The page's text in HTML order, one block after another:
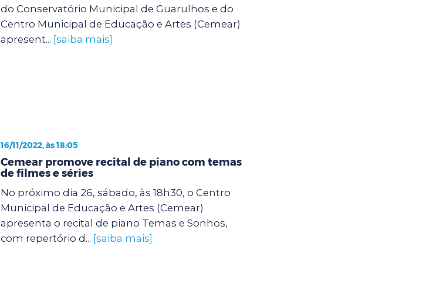
do Conservatório Municipal de Guarulhos e do
Centro Municipal de Educação e Artes (Cemear)
apresent... [saiba mais]
16/11/2022, às 18:05
Cemear promove recital de piano com temas
de filmes e séries
No próximo dia 26, sábado, às 18h30, o Centro
Municipal de Educação e Artes (Cemear)
apresenta o recital de piano Temas e Sonhos,
com repertório d... [saiba mais]